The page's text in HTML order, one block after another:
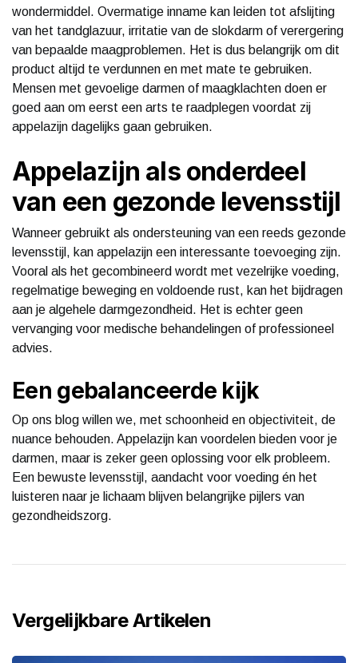
wondermiddel. Overmatige inname kan leiden tot afslijting
van het tandglazuur, irritatie van de slokdarm of verergering
van bepaalde maagproblemen. Het is dus belangrijk om dit
product altijd te verdunnen en met mate te gebruiken.
Mensen met gevoelige darmen of maagklachten doen er
goed aan om eerst een arts te raadplegen voordat zij
appelazijn dagelijks gaan gebruiken.
Appelazijn als onderdeel
van een gezonde levensstijl
Wanneer gebruikt als ondersteuning van een reeds gezonde
levensstijl, kan appelazijn een interessante toevoeging zijn.
Vooral als het gecombineerd wordt met vezelrijke voeding,
regelmatige beweging en voldoende rust, kan het bijdragen
aan je algehele darmgezondheid. Het is echter geen
vervanging voor medische behandelingen of professioneel
advies.
Een gebalanceerde kijk
Op ons blog willen we, met schoonheid en objectiviteit, de
nuance behouden. Appelazijn kan voordelen bieden voor je
darmen, maar is zeker geen oplossing voor elk probleem.
Een bewuste levensstijl, aandacht voor voeding én het
luisteren naar je lichaam blijven belangrijke pijlers van
gezondheidszorg.
Vergelijkbare Artikelen